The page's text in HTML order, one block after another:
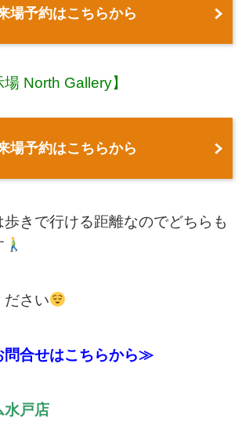
場予約はこちらから
場 North Gallery】
場予約はこちらから
きで行ける距離なのでどちらも
ださい
合せはこちらから≫
水戸店